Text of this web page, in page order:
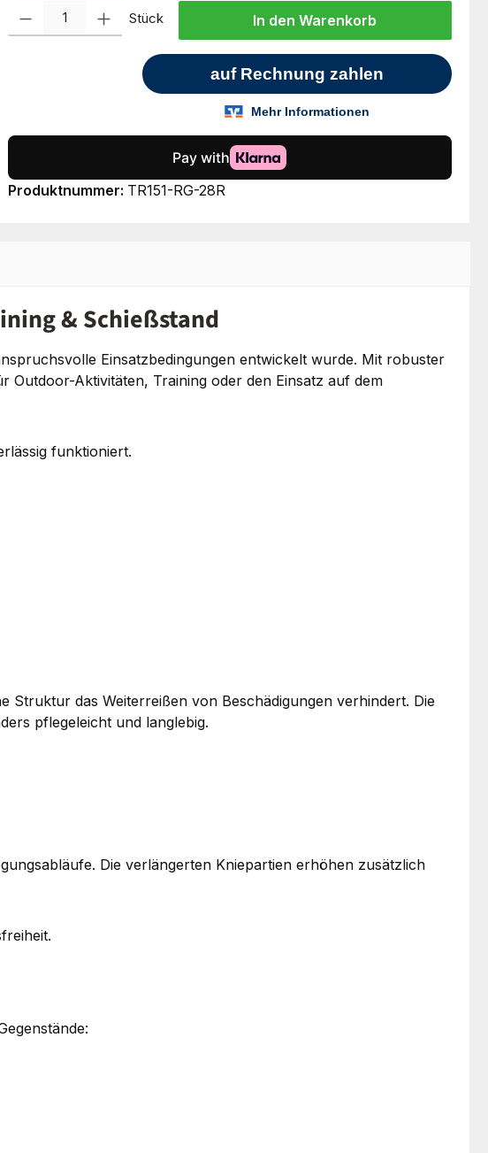
Produkt Anzahl: Gib den gewünschten Wert ein oder benutze die Schaltflächen
Stück In den Warenkorb
Produktnummer: TR151-RG-28R
& Schießstand
Einsatzbedingungen entwickelt wurde. Mit robuster
Outdoor-Aktivitäten, Training oder den Einsatz auf dem
funktioniert.
Struktur das Weiterreißen von Beschädigungen verhindert. Die
pflegeleicht und langlebig.
Die verlängerten Kniepartien erhöhen zusätzlich